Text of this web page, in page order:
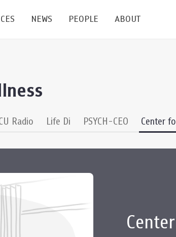
and PhD
Service
Stats Clinic
Life Di
CU Radio
NEWS
Lectures & Talks
PEOPLE
Post-docs
ABOUT
เชิดชูศิษย์เก่า
Intranet
Radio Life Di PSYCH-CEO Center